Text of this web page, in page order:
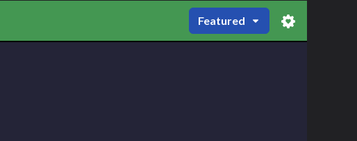
Featured